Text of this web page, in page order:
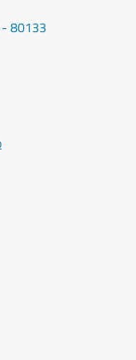
- 80133